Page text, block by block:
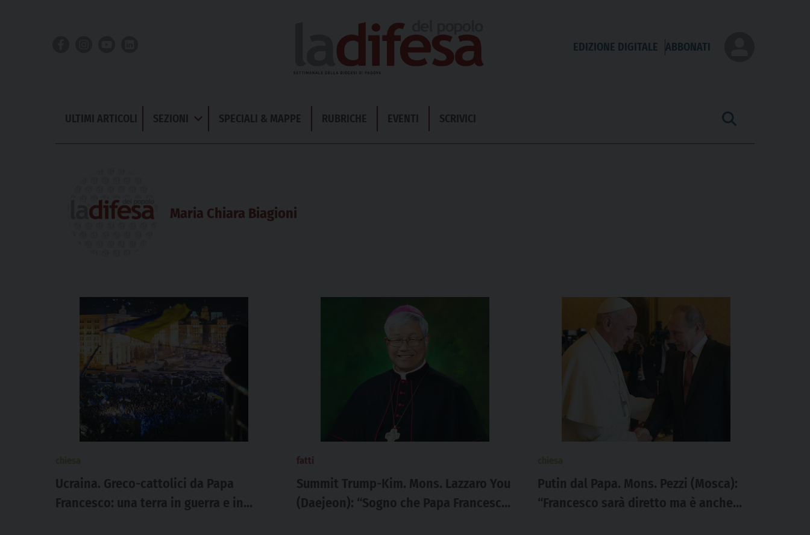
EDIZIONE DIGITALE ABBONATI
ULTIMI ARTICOLI SEZIONI
Apri
Menu
SPECIALI & MAPPE RUBRICHE EVENTI SCRIVICI
Maria Chiara Biagioni
Ucraina. Greco-cattolici da Papa
Francesco: una terra in guerra e in
fatti
Summit Trump-Kim. Mons. Lazzaro You
(Daejeon): “Sogno che Papa Francesco
Putin dal Papa. Mons. Pezzi (Mosca):
“Francesco sarà diretto ma è anche